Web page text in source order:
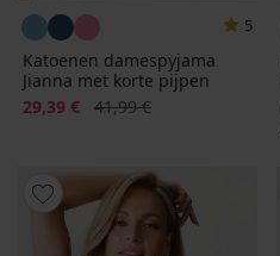
5
Katoenen damespyjama
Jianna met korte pijpen
Korting
29,39 € Oorspronkelijke prijs
41,99 €